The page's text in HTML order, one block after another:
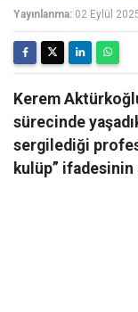
Yayınlanma: 02 Eylül
Kerem
sürecinde
sergilediği
kulüp” ifadesinin